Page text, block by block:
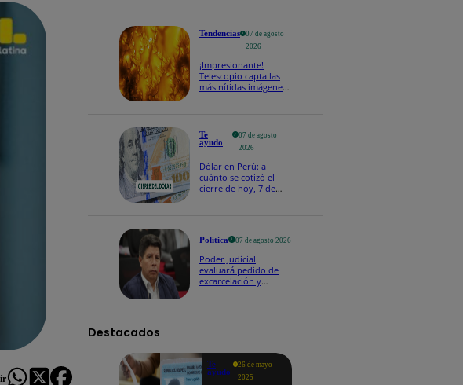
Tendencias
07 de agosto
2026
¡Impresionante!
Telescopio capta las
más nítidas imágenes
Te
ayudo
07 de agosto
2026
Dólar en Perú: a
cuánto se cotizó el
cierre de hoy, 7 de
Política 07 de agosto 2026
Poder Judicial
evaluará pedido de
excarcelación y
Destacados
Te
ayudo
26 de mayo
2025